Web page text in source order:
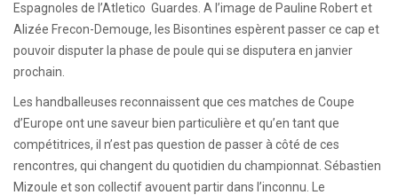
Espagnoles de l’Atletico Guardes. A l’image de Pauline Robert et
Alizée Frecon-Demouge, les Bisontines espèrent passer ce cap et
pouvoir disputer la phase de poule qui se disputera en janvier
prochain.
Les handballeuses reconnaissent que ces matches de Coupe
d’Europe ont une saveur bien particulière et qu’en tant que
compétitrices, il n’est pas question de passer à côté de ces
rencontres, qui changent du quotidien du championnat. Sébastien
Mizoule et son collectif avouent partir dans l’inconnu. Le